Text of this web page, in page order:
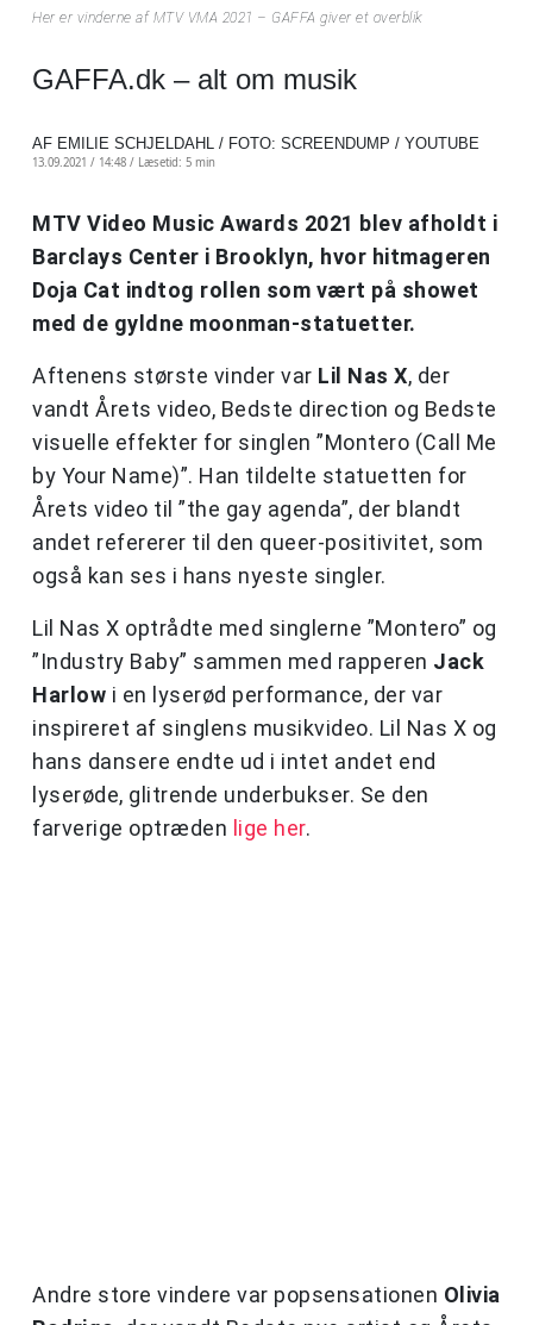
Her er vinderne af MTV VMA 2021 – GAFFA giver et overblik
GAFFA.dk – alt om musik
AF EMILIE SCHJELDAHL / FOTO: SCREENDUMP / YOUTUBE
13.09.2021 / 14:48 / Læsetid: 5 min
MTV Video Music Awards 2021 blev afholdt i
Barclays Center i Brooklyn, hvor hitmageren
Doja Cat indtog rollen som vært på showet
med de gyldne moonman-statuetter.
Aftenens største vinder var Lil Nas X, der
vandt Årets video, Bedste direction og Bedste
visuelle effekter for singlen ”Montero (Call Me
by Your Name)”. Han tildelte statuetten for
Årets video til ”the gay agenda”, der blandt
andet refererer til den queer-positivitet, som
også kan ses i hans nyeste singler.
Lil Nas X optrådte med singlerne ”Montero” og
”Industry Baby” sammen med rapperen Jack
Harlow i en lyserød performance, der var
inspireret af singlens musikvideo. Lil Nas X og
hans dansere endte ud i intet andet end
lyserøde, glitrende underbukser. Se den
farverige optræden lige her.
Andre store vindere var popsensationen Olivia